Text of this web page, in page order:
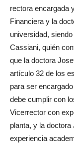
rectora encargada
Financiera y la
universidad,
Cassiani, quién
que la doctora
artículo 32 de los
para ser
debe cumplir con
Vicerrector con
planta, y la
experiencia